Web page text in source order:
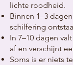
lichte roodheid.
Binnen 1–3
schilfering
In 7–10 dagen
af en verschijnt
Soms is er niets